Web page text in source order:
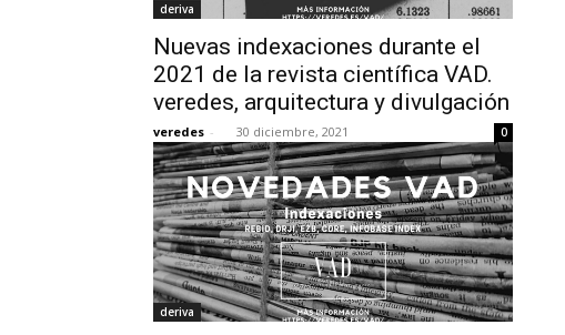
deriva
Nuevas indexaciones durante el
2021 de la revista científica VAD.
veredes, arquitectura y divulgación
veredes - 30 diciembre, 2021 0
deriva